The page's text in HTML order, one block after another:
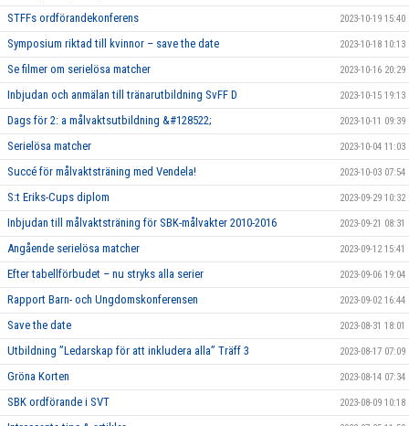
STFFs ordförandekonferens 2023-10-19 15:40
Symposium riktad till kvinnor – save the date 2023-10-18 10:13
Se filmer om serielösa matcher 2023-10-16 20:29
Inbjudan och anmälan till tränarutbildning SvFF D 2023-10-15 19:13
Dags för 2: a målvaktsutbildning &#128522; 2023-10-11 09:39
Serielösa matcher 2023-10-04 11:03
Succé för målvaktsträning med Vendela! 2023-10-03 07:54
S:t Eriks-Cups diplom 2023-09-29 10:32
Inbjudan till målvaktsträning för SBK-målvakter 2010-2016 2023-09-21 08:31
Angående serielösa matcher 2023-09-12 15:41
Efter tabellförbudet – nu stryks alla serier 2023-09-06 19:04
Rapport Barn- och Ungdomskonferensen 2023-09-02 16:44
Save the date 2023-08-31 18:01
Utbildning ”Ledarskap för att inkludera alla” Träff 3 2023-08-17 07:09
Gröna Korten 2023-08-14 07:34
SBK ordförande i SVT 2023-08-09 10:18